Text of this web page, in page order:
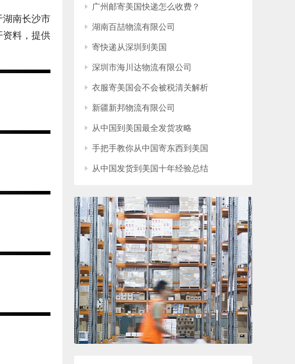
南长沙市
料，提供
广州邮寄美国快递怎么收费？
湖南百喆物流有限公司
寄快递从深圳到美国
深圳市海川达物流有限公司
衣服寄美国会不会被税清关解析
新疆新邦物流有限公司
从中国到美国最全发货攻略
手把手教你从中国寄东西到美国
从中国发货到美国十年经验总结